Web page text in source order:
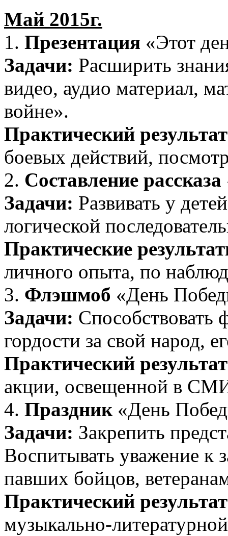
Май 2015г.
1. Презентация «Этот
Задачи: Расширить
видео, аудио материал,
войне».
Практический
боевых действий,
2. Составление рассказа
Задачи: Развивать у
логической
Практические
личного опыта, по
3. Флэшмоб «День
Задачи: Способствовать
гордости за свой народ,
Практический
акции, освещенной в
4. Праздник«День
Задачи: Закрепить
Воспитывать уважение к
павших бойцов,
Практический
музыкально-